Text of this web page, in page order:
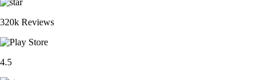
320k Reviews
4.5